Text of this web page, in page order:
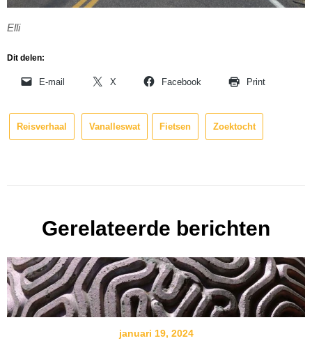
Elli
Dit delen:
E-mail X Facebook Print
Reisverhaal Vanalleswat Fietsen Zoektocht
Gerelateerde berichten
januari 19, 2024